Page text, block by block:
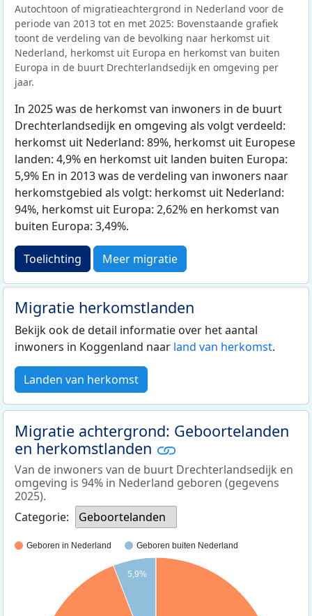
Autochtoon of migratieachtergrond in Nederland voor de
periode van 2013 tot en met 2025: Bovenstaande grafiek
toont de verdeling van de bevolking naar herkomst uit
Nederland, herkomst uit Europa en herkomst van buiten
Europa in de buurt Drechterlandsedijk en omgeving per
jaar.
In 2025 was de herkomst van inwoners in de buurt
Drechterlandsedijk en omgeving als volgt verdeeld:
herkomst uit Nederland: 89%, herkomst uit Europese
landen: 4,9% en herkomst uit landen buiten Europa:
5,9% En in 2013 was de verdeling van inwoners naar
herkomstgebied als volgt: herkomst uit Nederland:
94%, herkomst uit Europa: 2,62% en herkomst van
buiten Europa: 3,49%.
Toelichting Meer migratie
Migratie herkomstlanden
Bekijk ook de detail informatie over het aantal
inwoners in Koggenland naar land van herkomst.
Landen van herkomst
Migratie achtergrond: Geboortelanden
en herkomstlanden
Van de inwoners van de buurt Drechterlandsedijk en
omgeving is 94% in Nederland geboren (gegevens
2025).
Categorie:
Geboortelanden
Geboren in Nederland Geboren buiten Nederland
5,9%